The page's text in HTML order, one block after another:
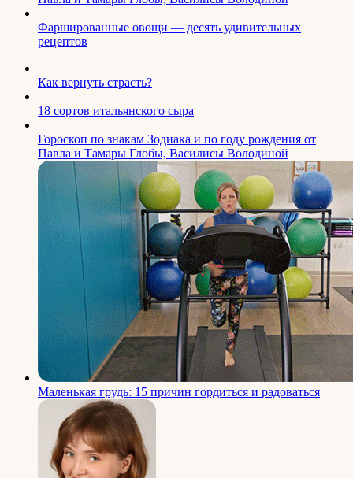
Фаршированные овощи — десять удивительных
рецептов
Как вернуть страсть?
18 сортов итальянского сыра
Гороскоп по знакам Зодиака и по году рождения от
Павла и Тамары Глобы, Василисы Володиной
Маленькая грудь: 15 причин гордиться и радоваться